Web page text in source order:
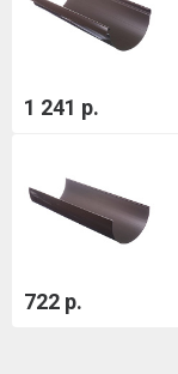
1 241 р.
722 р.